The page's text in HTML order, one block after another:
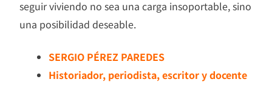
seguir viviendo no sea una carga insoportable, sino
una posibilidad deseable.
SERGIO PÉREZ PAREDES
Historiador, periodista, escritor y docente